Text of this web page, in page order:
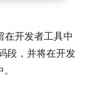
在开发者工具中
段，并将在开发